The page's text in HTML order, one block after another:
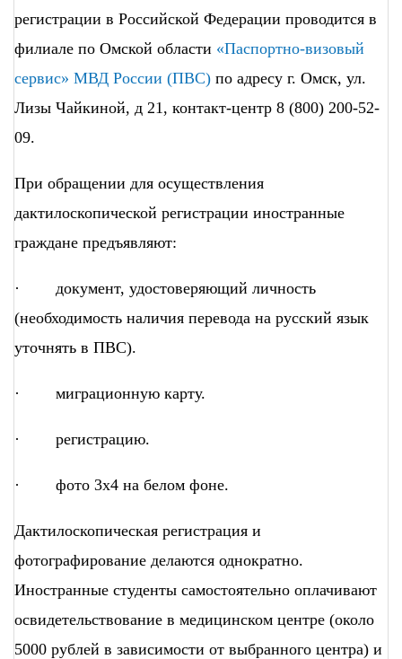
регистрации в Российской Федерации проводится в
филиале по Омской области «Паспортно-визовый
сервис» МВД России (ПВС) по адресу г. Омск, ул.
Лизы Чайкиной, д 21, контакт-центр 8 (800) 200-52-
09.
При обращении для осуществления
дактилоскопической регистрации иностранные
граждане предъявляют:
· документ, удостоверяющий личность
(необходимость наличия перевода на русский язык
уточнять в ПВС).
· миграционную карту.
· регистрацию.
· фото 3х4 на белом фоне.
Дактилоскопическая регистрация и
фотографирование делаются однократно.
Иностранные студенты самостоятельно оплачивают
освидетельствование в медицинском центре (около
5000 рублей в зависимости от выбранного центра) и